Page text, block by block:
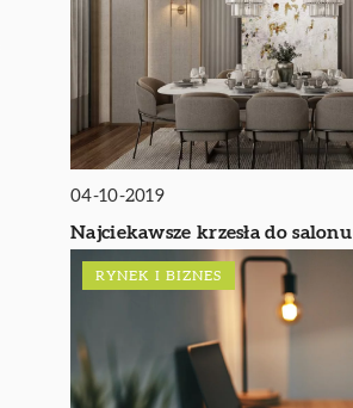
04-10-2019
Najciekawsze krzesła do salonu
RYNEK I BIZNES